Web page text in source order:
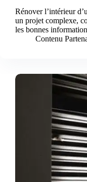
Rénover l’intérieur
un projet complexe,
les bonnes
Contenu